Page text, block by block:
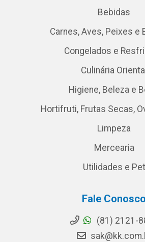
Bebidas
Carnes, Aves, Peixes e
Congelados e
Culinária Oriental
Higiene, Beleza e
Hortifruti, Frutas Secas,
Limpeza
Mercearia
Utilidades e Pet
Fale Conosco
(81) 2121-